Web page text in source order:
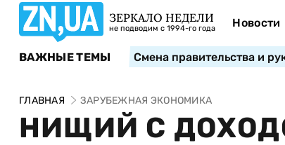
ЗЕРКАЛО НЕДЕЛИ
не подводим с 1994-го года Новости
ВАЖНЫЕ ТЕМЫ Смена правительства и
ГЛАВНАЯ ЗАРУБЕЖНАЯ ЭКОНОМИКА
НИЩИЙ С